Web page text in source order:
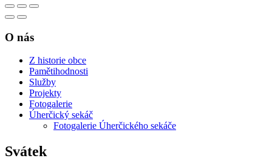
O nás
Z historie obce
Pamětihodnosti
Služby
Projekty
Fotogalerie
Úherčický sekáč
Fotogalerie Úherčického sekáče
Svátek